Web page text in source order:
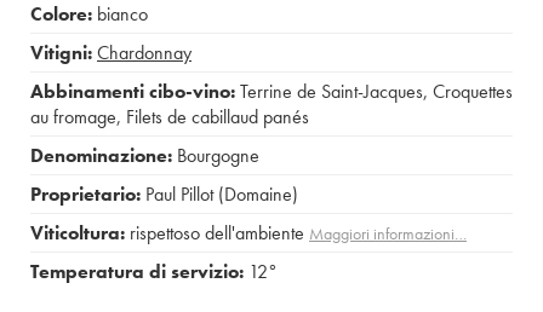
Colore: bianco
Vitigni:Chardonnay
Abbinamenti cibo-vino:Terrine de Saint-Jacques, Croquettes
au fromage, Filets de cabillaud panés
Denominazione: Bourgogne
Proprietario: Paul Pillot (Domaine)
Viticoltura: rispettoso dell'ambiente Maggiori informazioni…
Temperatura di servizio: 12°